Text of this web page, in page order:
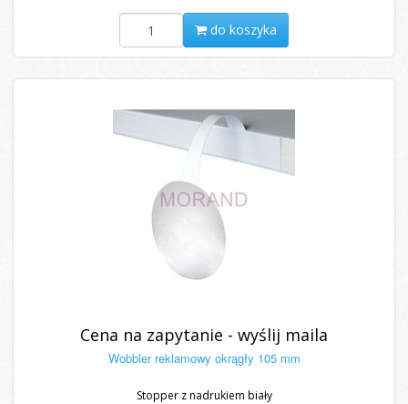
do koszyka
Cena na zapytanie - wyślij maila
Wobbler reklamowy okrągły 105 mm
Stopper z nadrukiem biały